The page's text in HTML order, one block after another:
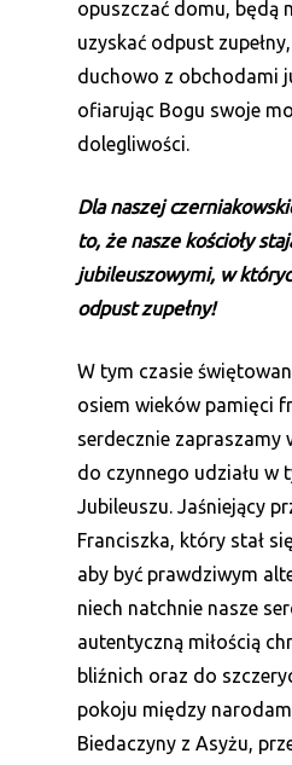
opuszczać domu, będą
uzyskać odpust zupełny,
duchowo z obchodami
ofiarując Bogu swoje
dolegliwości.
Dla naszej
to, że nasze kościoły
jubileuszowymi, w
odpust zupełny!
W tym czasie
osiem wieków pamięci
serdecznie zapraszamy
do czynnego udziału w
Jubileuszu. Jaśniejący
Franciszka, który stał
aby być prawdziwym
niech natchnie nasze
autentyczną miłością
bliźnich oraz do
pokoju między
Biedaczyny z Asyżu,